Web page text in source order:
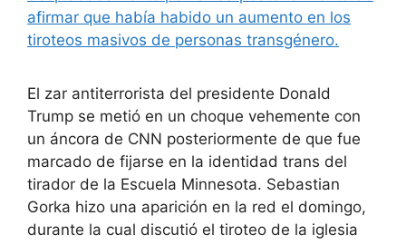
El zar antiterrorista del presidente Donald
Trump se metió en un choque vehemente con
un áncora de CNN posteriormente de que fue
marcado de fijarse en la identidad trans del
tirador de la Escuela Minnesota. Sebastian
Gorka hizo una aparición en la red el domingo,
durante la cual discutió el tiroteo de la iglesia